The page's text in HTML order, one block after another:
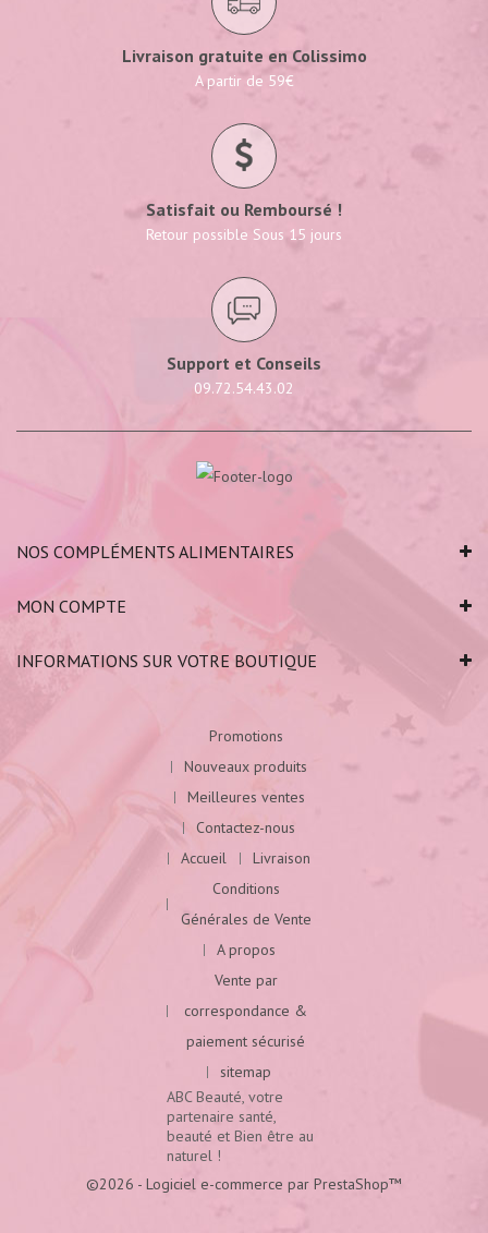
Livraison gratuite en Colissimo
A partir de 59€
Satisfait ou Remboursé !
Retour possible Sous 15 jours
Support et Conseils
09.72.54.43.02
NOS COMPLÉMENTS ALIMENTAIRES
MON COMPTE
INFORMATIONS SUR VOTRE BOUTIQUE
Promotions
Nouveaux produits
Meilleures ventes
Contactez-nous
Accueil
Livraison
Conditions
Générales de Vente
A propos
Vente par
correspondance &
paiement sécurisé
sitemap
ABC Beauté, votre
partenaire santé,
beauté et Bien être au
naturel !
©2026 - Logiciel e-commerce par PrestaShop™